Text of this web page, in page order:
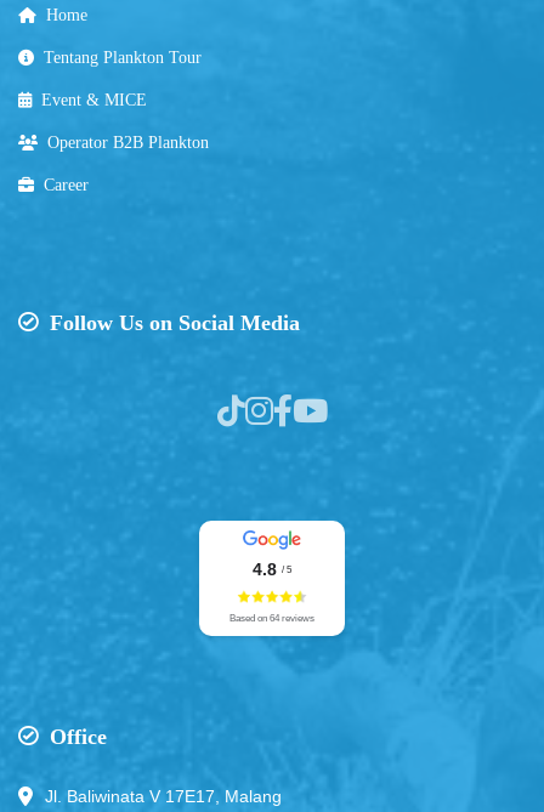
Home
Tentang Plankton Tour
Event & MICE
Operator B2B Plankton
Career
Follow Us on Social Media
4.8 / 5
Based on 64 reviews
Office
Jl. Baliwinata V 17E17, Malang